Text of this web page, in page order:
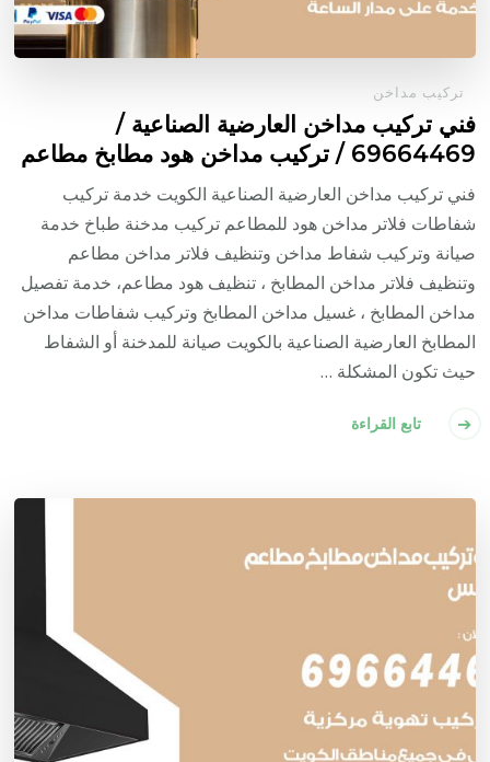
تركيب مداخن
فني تركيب مداخن العارضية الصناعية /
69664469 / تركيب مداخن هود مطابخ مطاعم
فني تركيب مداخن العارضية الصناعية الكويت خدمة تركيب
شفاطات فلاتر مداخن هود للمطاعم تركيب مدخنة طباخ خدمة
صيانة وتركيب شفاط مداخن وتنظيف فلاتر مداخن مطاعم
وتنظيف فلاتر مداخن المطابخ ، تنظيف هود مطاعم، خدمة تفصيل
مداخن المطابخ ، غسيل مداخن المطابخ وتركيب شفاطات مداخن
المطابخ العارضية الصناعية بالكويت صيانة للمدخنة أو الشفاط
حيث تكون المشكلة …
تابع القراءة